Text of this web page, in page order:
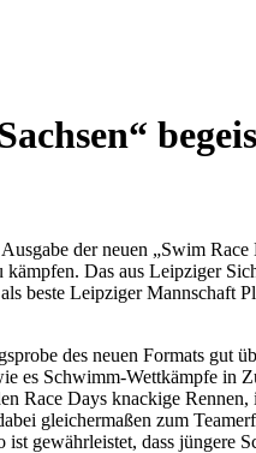
der neuen „Swim
Das aus Leipziger
beste Leipziger Mannschaft
des neuen Formats gut
es Schwimm-Wettkämpfe
Race Days knackige
gleichermaßen zum
gewährleistet, dass jüngere